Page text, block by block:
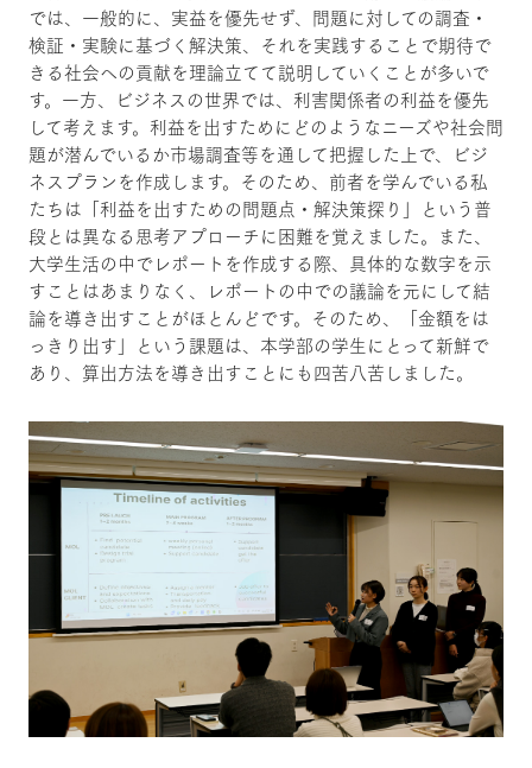
では、一般的に、実益を優先せず、問題に対しての調査・
検証・実験に基づく解決策、それを実践することで期待で
きる社会への貢献を理論立てて説明していくことが多いで
す。一方、ビジネスの世界では、利害関係者の利益を優先
して考えます。利益を出すためにどのようなニーズや社会問
題が潜んでいるか市場調査等を通して把握した上で、ビジ
ネスプランを作成します。そのため、前者を学んでいる私
たちは「利益を出すための問題点・解決策探り」という普
段とは異なる思考アプローチに困難を覚えました。また、
大学生活の中でレポートを作成する際、具体的な数字を示
すことはあまりなく、レポートの中での議論を元にして結
論を導き出すことがほとんどです。そのため、「金額をは
っきり出す」という課題は、本学部の学生にとって新鮮で
あり、算出方法を導き出すことにも四苦八苦しました。